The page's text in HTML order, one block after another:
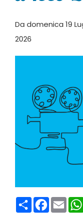
Da domenica 19
2026
Condividi